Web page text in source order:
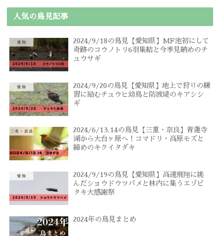
人気の鳥見記事
2024/9/18の鳥見【愛知県】MF池初にして
奇跡のコウノトリ6羽集結と今季見納めのチ
ュウサギ
2024/9/20の鳥見【愛知県】地上で狩りの練
習に励むチュウヒ幼鳥と防波堤のキアシシ
ギ
2024/6/13,14の鳥見【三重・奈良】青蓮寺
湖から大台ヶ原へ！コマドリ・高原モズと
締めのキクイタダキ
2024/9/19の鳥見【愛知県】高速飛翔に挑
んだショウドウツバメと林内に集うエゾビ
タキ大感謝祭
2024年の鳥見まとめ